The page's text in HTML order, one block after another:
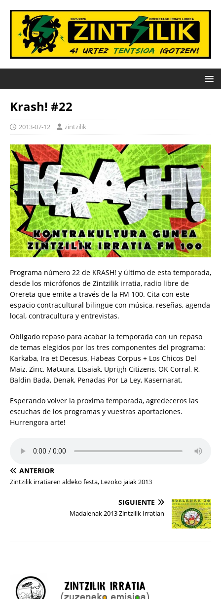
Krash! #22
2013-07-12 zintzilik
Programa número 22 de KRASH! y último de esta temporada,
desde los micrófonos de Zintzilik irratia, radio libre de
Orereta que emite a través de la FM 100. Cita con este
espacio contracultural bilingüe con música, reseñas, agenda
local, contracultura y entrevistas.
Obligado repaso para acabar la temporada con un repaso
de temas elegidos por los tres componentes del programa:
Karkaba, Ira et Decesus, Habeas Corpus + Los Chicos Del
Maiz, Zinc, Matxura, Etsaiak, Uprigh Citizens, OK Corral, R,
Baldin Bada, Denak, Penadas Por La Ley, Kasernarat.
Esperando volver la proxima temporada, agredeceros las
escuchas de los programas y vuestras aportaciones.
Hurrengora arte!
ANTERIOR
Zintzilik irratiaren aldeko festa, Lezoko jaiak 2013
SIGUIENTE
Madalenak 2013 Zintzilik Irratian